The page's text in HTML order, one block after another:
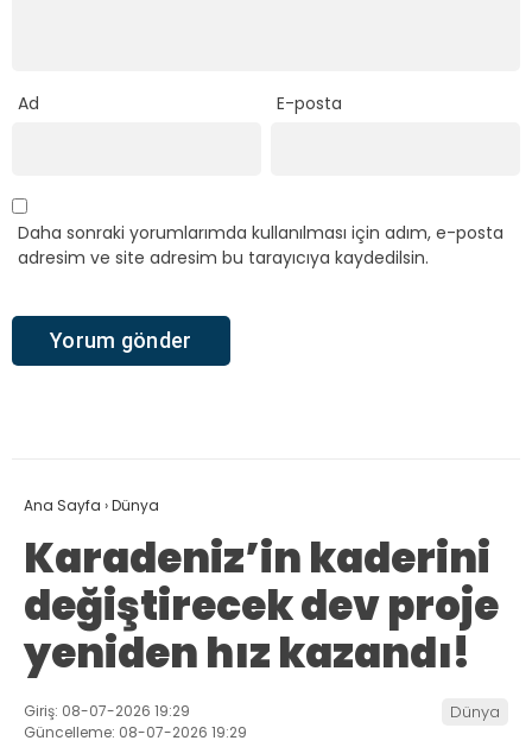
Ad E-posta
Daha sonraki yorumlarımda kullanılması için adım, e-posta
adresim ve site adresim bu tarayıcıya kaydedilsin.
Ana Sayfa ›Dünya
Karadeniz’in kaderini
değiştirecek dev proje
yeniden hız kazandı!
Giriş: 08-07-2026 19:29
Güncelleme: 08-07-2026 19:29
Dünya